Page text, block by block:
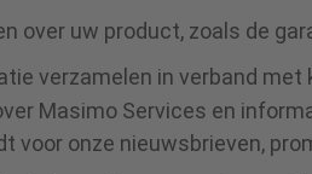
over uw product, zoals de
verzamelen in verband
Masimo Services en
voor onze nieuwsbrieven,